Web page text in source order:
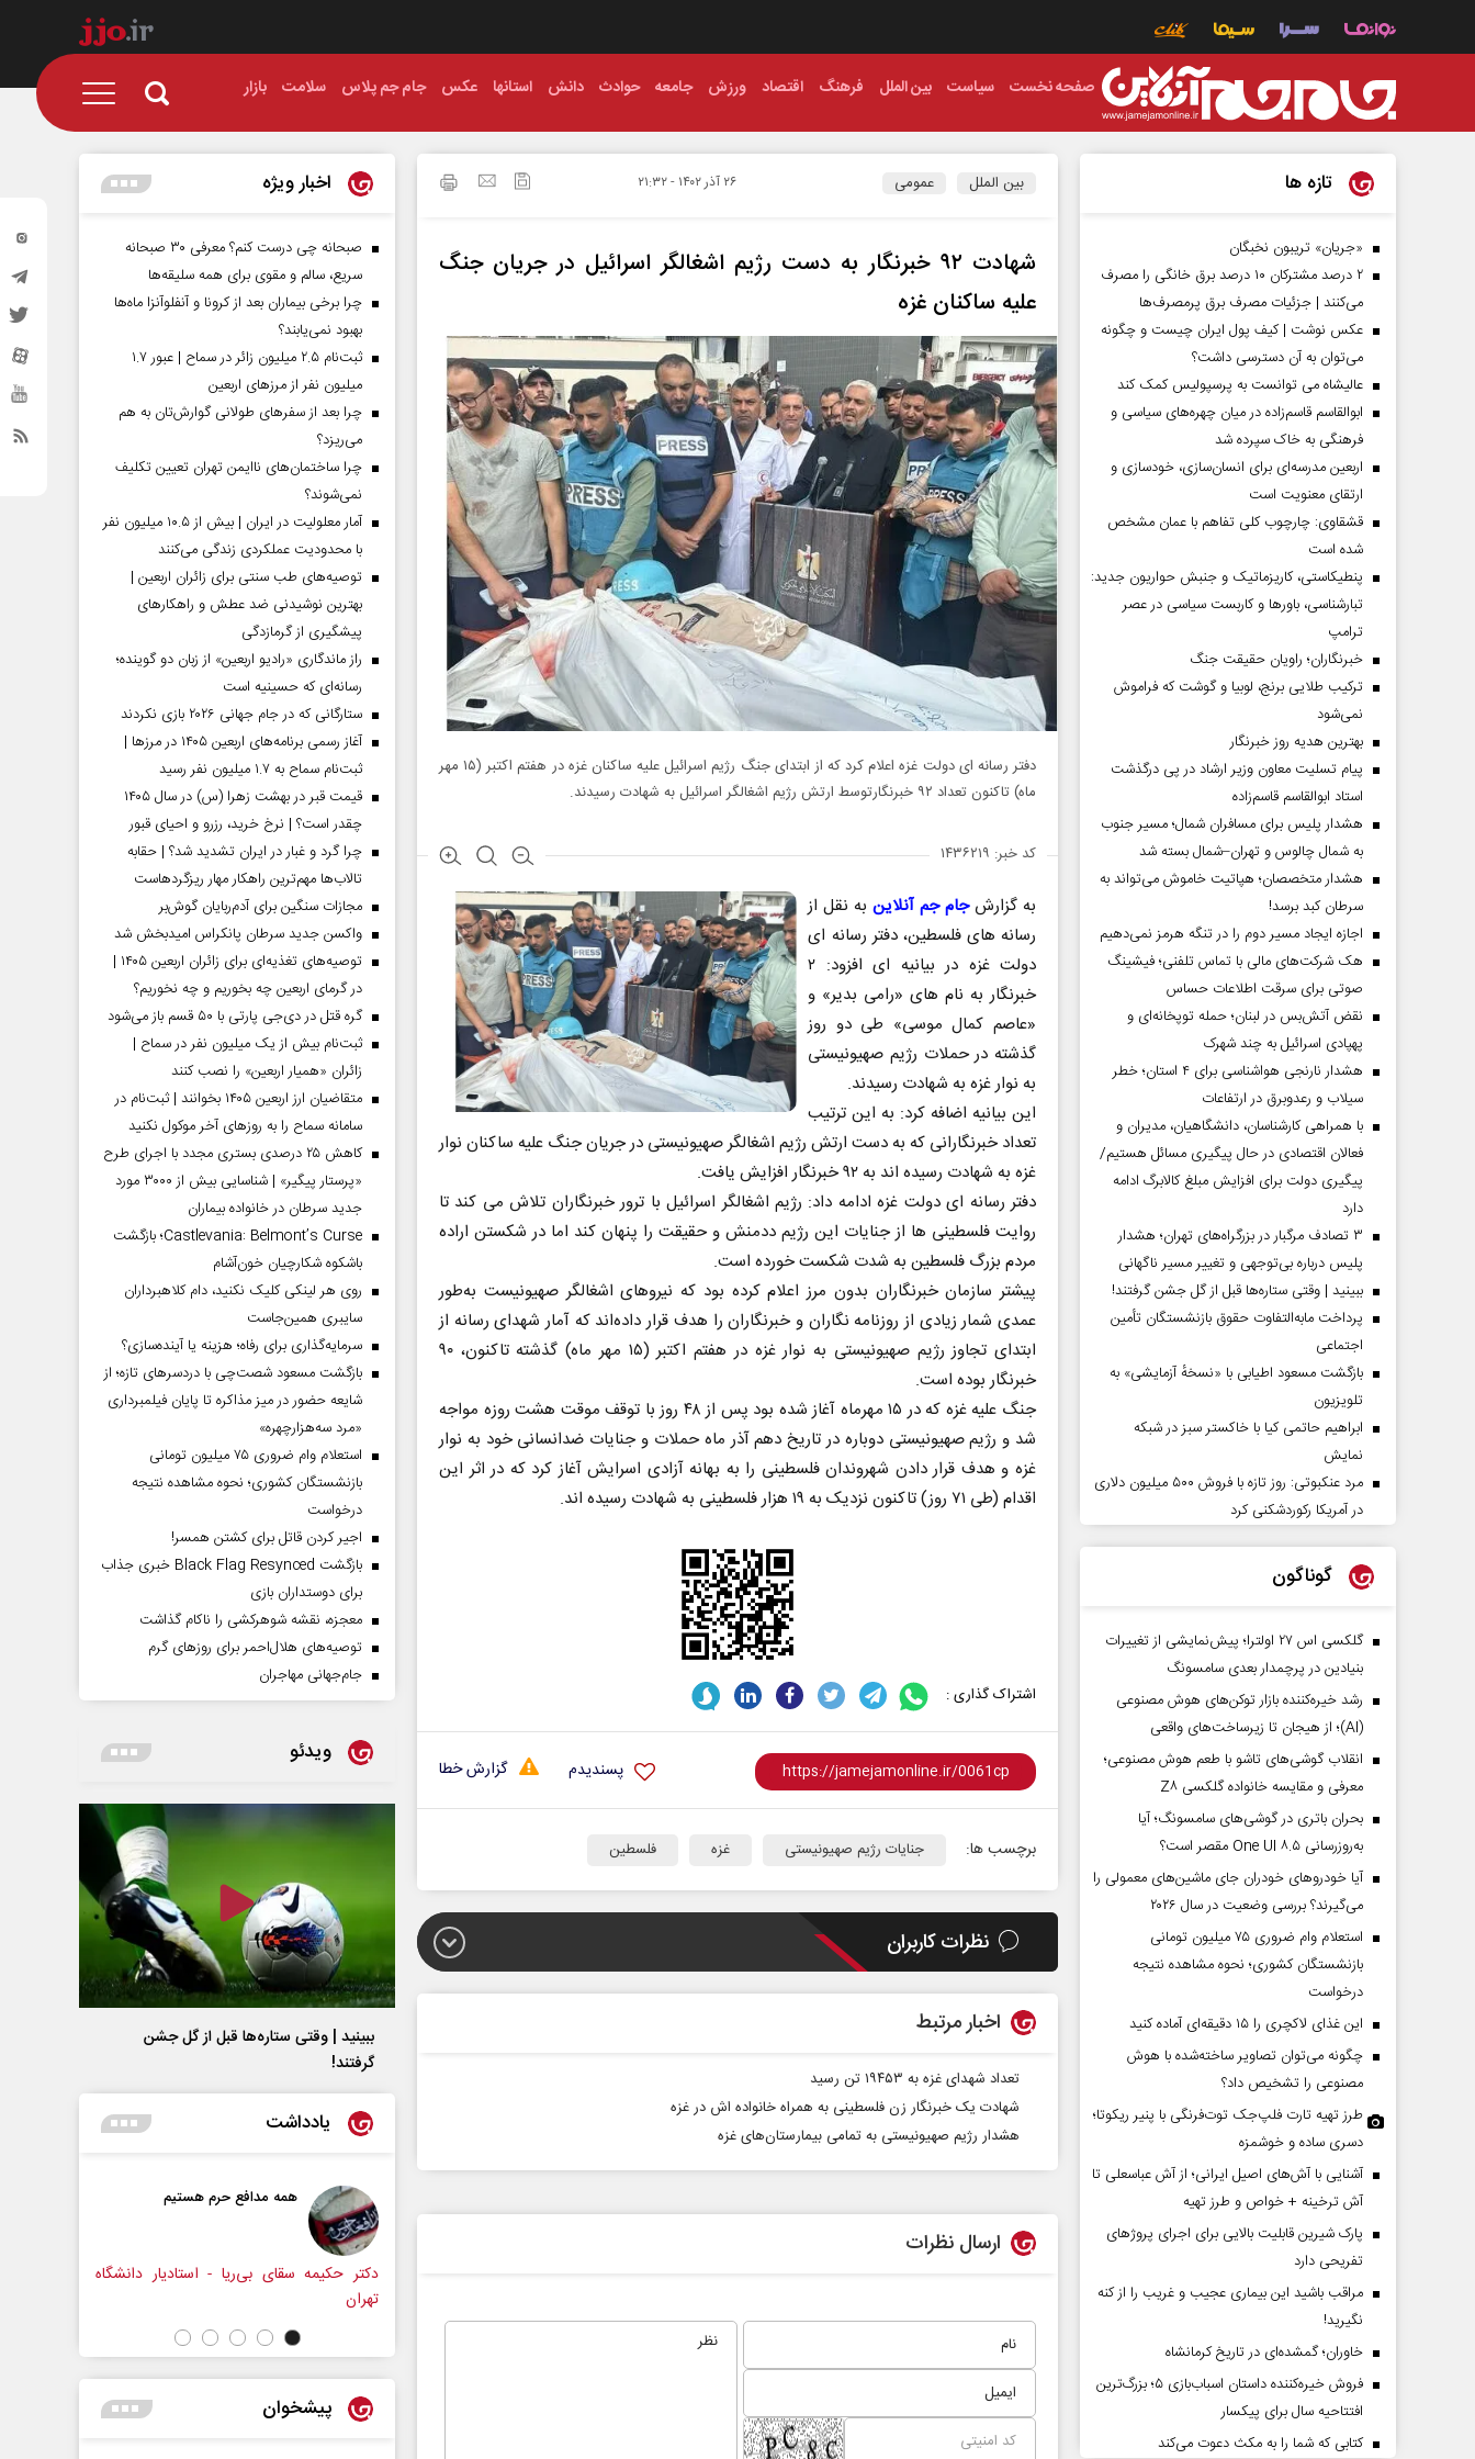
صفحه نخست سیاست بین الملل فرهنگ اقتصاد ورزش جامعه حوادث دانش استانها عکس جام جم پلاس سلامت بازار
بین الملل عمومی ۲۶ آذر ۱۴۰۲ - ۲۱:۳۲
شهادت ۹۲ خبرنگار به دست رژیم اشغالگر اسرائیل در جریان جنگ
علیه ساکنان غزه
دفتر رسانه ای دولت غزه اعلام کرد که از ابتدای جنگ رژیم اسرائیل علیه ساکنان غزه در هفتم اکتبر (۱۵ مهر
ماه) تاکنون تعداد ۹۲ خبرنگارتوسط ارتش رژیم اشغالگر اسرائیل به شهادت رسیدند.
کد خبر: ۱۴۳۶۲۱۹
به گزارشجام جم آنلاینبه نقل از
رسانه های فلسطین، دفتر رسانه ای
دولت غزه در بیانیه ای افزود: ۲
خبرنگار به نام های «رامی بدیر» و
«عاصم کمال موسی» طی دو روز
گذشته در حملات رژیم صهیونیستی
به نوار غزه به شهادت رسیدند.
این بیانیه اضافه کرد: به این ترتیب
تعداد خبرنگارانی که به دست ارتش رژیم اشغالگر صهیونیستی در جریان جنگ علیه ساکنان نوار
غزه به شهادت رسیده اند به ۹۲ خبرنگار افزایش یافت.
دفتر رسانه ای دولت غزه ادامه داد: رژیم اشغالگر اسرائیل با ترور خبرنگاران تلاش می کند تا
روایت فلسطینی ها از جنایات این رژیم ددمنش و حقیقت را پنهان کند اما در شکستن اراده
مردم بزرگ فلسطین به شدت شکست خورده است.
پیشتر سازمان خبرنگاران بدون مرز اعلام کرده بود که نیروهای اشغالگر صهیونیست به‌طور
عمدی شمار زیادی از روزنامه نگاران و خبرنگاران را هدف قرار داده‌اند که آمار شهدای رسانه از
ابتدای تجاوز رژیم صهیونیستی به نوار غزه در هفتم اکتبر (۱۵ مهر ماه) گذشته تاکنون، ۹۰
خبرنگار بوده است.
جنگ علیه غزه که در ۱۵ مهرماه آغاز شده بود پس از ۴۸ روز با توقف موقت هشت روزه مواجه
شد و رژیم صهیونیستی دوباره در تاریخ دهم آذر ماه حملات و جنایات ضدانسانی خود به نوار
غزه و هدف قرار دادن شهروندان فلسطینی را به بهانه آزادی اسرایش آغاز کرد که در اثر این
اقدام (طی ۷۱ روز) تاکنون نزدیک به ۱۹ هزار فلسطینی به شهادت رسیده اند.
اشتراک گذاری :
گزارش خطا پسندیدم
برچسب ها: جنایات رژیم صهیونیستی غزه فلسطین
نظرات کاربران
اخبار مرتبط
تعداد شهدای غزه به ۱۹۴۵۳ تن رسید
شهادت یک خبرنگار زن فلسطینی به همراه خانواده اش در غزه
هشدار رژیم صهیونیستی به تمامی بیمارستان‌های غزه
ارسال نظرات
تازه ها
«جریان» تریبون نخبگان
۲ درصد مشترکان ۱۰ درصد برق خانگی را مصرف
می‌کنند | جزئیات مصرف برق پرمصرف‌ها
عکس نوشت | کیف پول ایران چیست و چگونه
می‌توان به آن دسترسی داشت؟
عالیشاه می توانست به پرسپولیس کمک کند
ابوالقاسم قاسم‌زاده در میان چهره‌های سیاسی و
فرهنگی به خاک سپرده شد
اربعین مدرسه‌ای برای انسان‌سازی، خودسازی و
ارتقای معنویت است
قشقاوی: چارچوب کلی تفاهم با عمان مشخص
شده است
پنطیکاستی، کاریزماتیک و جنبش حواریون جدید:
تبارشناسی، باور‌ها و کاربست سیاسی در عصر
ترامپ
خبرنگاران؛ راویان حقیقت جنگ
ترکیب طلایی برنج، لوبیا و گوشت که فراموش
نمی‌شود
بهترین هدیه روز خبرنگار
پیام تسلیت معاون وزیر ارشاد در پی درگذشت
استاد ابوالقاسم قاسم‌زاده
هشدار پلیس برای مسافران شمال؛ مسیر جنوب
به شمال چالوس و تهران–شمال بسته شد
هشدار متخصصان؛ هپاتیت خاموش می‌تواند به
سرطان کبد برسد!
اجازه ایجاد مسیر دوم را در تنگه هرمز نمی‌دهیم
هک شرکت‌های مالی با تماس تلفنی؛ فیشینگ
صوتی برای سرقت اطلاعات حساس
نقض آتش‌بس در لبنان؛ حمله توپخانه‌ای و
پهپادی اسرائیل به چند شهرک
هشدار نارنجی هواشناسی برای ۴ استان؛ خطر
سیلاب و رعدوبرق در ارتفاعات
با همراهی کارشناسان، دانشگاهیان، مدیران و
فعالان اقتصادی در حال پیگیری مسائل هستیم/
پیگیری دولت برای افزایش مبلغ کالابرگ ادامه
دارد
۳ تصادف مرگبار در بزرگراه‌های تهران؛ هشدار
پلیس درباره بی‌توجهی و تغییر مسیر ناگهانی
ببینید | وقتی ستاره‌ها قبل از گل جشن گرفتند!
پرداخت مابه‌التفاوت حقوق بازنشستگان تأمین
اجتماعی
بازگشت مسعود اطیابی با «نسخهٔ آزمایشی» به
تلویزیون
ابراهیم حاتمی کیا با خاکستر سبز در شبکه
نمایش
مرد عنکبوتی: روز تازه با فروش ۵۰۰ میلیون دلاری
در آمریکا رکوردشکنی کرد
گوناگون
گلکسی اس ۲۷ اولترا؛ پیش‌نمایشی از تغییرات
بنیادین در پرچمدار بعدی سامسونگ
رشد خیره‌کننده بازار توکن‌های هوش مصنوعی
(AI)؛ از هیجان تا زیرساخت‌های واقعی
انقلاب گوشی‌های تاشو‌ با طعم هوش مصنوعی؛
معرفی و مقایسه خانواده گلکسی Z۸
بحران باتری در گوشی‌های سامسونگ؛ آیا
به‌روزرسانی One UI ۸.۵ مقصر است؟
آیا خودروهای خودران جای ماشین‌های معمولی را
می‌گیرند؟ بررسی وضعیت در سال ۲۰۲۶
استعلام وام ضروری ۷۵ میلیون تومانی
بازنشستگان کشوری؛ نحوه مشاهده نتیجه
درخواست
این غذای لاکچری را ۱۵ دقیقه‌ای آماده کنید
چگونه می‌توان تصاویر ساخته‌شده با هوش
مصنوعی را تشخیص داد؟
طرز تهیه تارت فلپ‌جک توت‌فرنگی با پنیر ریکوتا؛
دسری ساده و خوشمزه
آشنایی با آش‌های اصیل ایرانی؛ از آش عباسعلی تا
آش ترخینه + خواص و طرز تهیه
پارک شیرین قابلیت‌ بالایی برای اجرای پروژهای
تفریحی دارد
مراقب باشید این بیماری عجیب و غریب را از کنه
نگیرید!
خاوران؛ گمشده‌ای در تاریخ کرمانشاه
فروش خیره‌کننده داستان اسباب‌بازی ۵؛ بزرگ‌ترین
افتتاحیه سال برای پیکسار
کتابی که شما را به مکث دعوت می‌کند
اخبار ویژه
صبحانه چی درست کنم؟ معرفی ۳۰ صبحانه
سریع، سالم و مقوی برای همه سلیقه‌ها
چرا برخی بیماران بعد از کرونا و آنفلوآنزا ماه‌ها
بهبود نمی‌یابند؟
ثبت‌نام ۲.۵ میلیون زائر در سماح | عبور ۱.۷
میلیون نفر از مرز‌های اربعین
چرا بعد از سفرهای طولانی گوارش‌تان به هم
می‌ریزد؟
چرا ساختمان‌های ناایمن تهران تعیین تکلیف
نمی‌شوند؟
آمار معلولیت در ایران | بیش از ۱۰.۵ میلیون نفر
با محدودیت عملکردی زندگی می‌کنند
توصیه‌های طب سنتی برای زائران اربعین |
بهترین نوشیدنی ضد عطش و راهکارهای
پیشگیری از گرمازدگی
راز ماندگاری «رادیو اربعین» از زبان دو گوینده؛
رسانه‌ای که حسینیه است
ستارگانی که در جام جهانی ۲۰۲۶ بازی نکردند
آغاز رسمی برنامه‌های اربعین ۱۴۰۵ در مرز‌ها |
ثبت‌نام سماح به ۱.۷ میلیون نفر رسید
قیمت قبر در بهشت زهرا (س) در سال ۱۴۰۵
چقدر است؟ | نرخ خرید، رزرو و احیای قبور
چرا گرد و غبار در ایران تشدید شد؟ | حقابه
تالاب‌ها مهم‌ترین راهکار مهار ریزگردهاست
مجازات سنگین برای آدم‌ربایان گوش‌بر
واکسن جدید سرطان پانکراس امیدبخش شد
توصیه‌های تغذیه‌ای برای زائران اربعین ۱۴۰۵ |
در گرمای اربعین چه بخوریم و چه نخوریم؟
گره قتل در دی‌جی پارتی با ۵۰ قسم باز می‌شود
ثبت‌نام بیش از یک میلیون نفر در سماح |
زائران «همیار اربعین» را نصب کنند
متقاضیان ارز اربعین ۱۴۰۵ بخوانند | ثبت‌نام در
سامانه سماح را به روز‌های آخر موکول نکنید
کاهش ۲۵ درصدی بستری مجدد با اجرای طرح
«پرستار پیگیر» | شناسایی بیش از ۳۰۰۰ مورد
جدید سرطان در خانواده بیماران
Castlevania: Belmont’s Curse؛ بازگشت
باشکوه شکارچیان خون‌آشام
روی هر لینکی کلیک نکنید، دام کلاهبرداران
سایبری همین‌جاست
سرمایه‌گذاری برای رفاه؛ هزینه یا آینده‌سازی؟
بازگشت مسعود شصت‌چی با دردسر‌های تازه؛ از
شایعه حضور در میز مذاکره تا پایان فیلمبرداری
«مرد سه‌هزارچهره»
استعلام وام ضروری ۷۵ میلیون تومانی
بازنشستگان کشوری؛ نحوه مشاهده نتیجه
درخواست
اجیر کردن قاتل برای کشتن همسر!
بازگشت Black Flag Resynced خبری جذاب
برای دوستداران بازی
معجزه، نقشه شوهرکشی را ناکام گذاشت
توصیه‌های هلال‌احمر برای روز‌های گرم
جام‌جهانی مهاجران
ویدئو
ببینید | وقتی ستاره‌ها قبل از گل جشن
گرفتند!
یادداشت
چرایی عقب‌نشینی ترامپ؟
جوانی - تحلیلگر مسائل سیاسی
ادعا‌های خلاف واقع آمریکا
استکبار‌
همه مدافع حرم هستیم
دکتر حکیمه سقای بی‌ریا - استادیار دانشگاه
حکایت یک تاریخ و دو
پیشخوان